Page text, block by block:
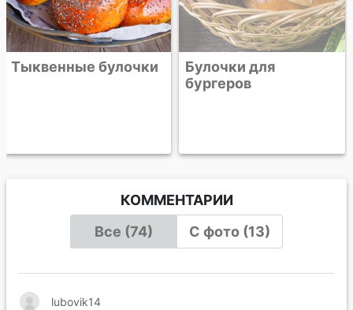
Тыквенные булочки
Булочки для
бургеров
КОММЕНТАРИИ
Все (74)
С фото (13)
lubovik14